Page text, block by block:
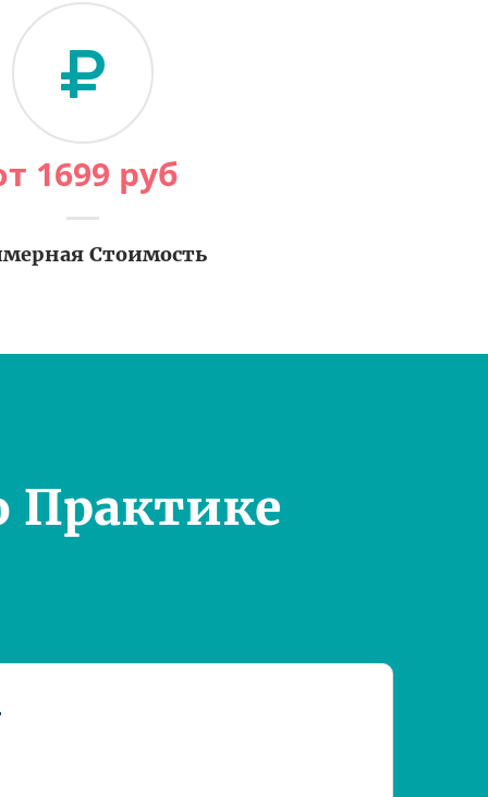
1699 руб
Стоимость
Практике